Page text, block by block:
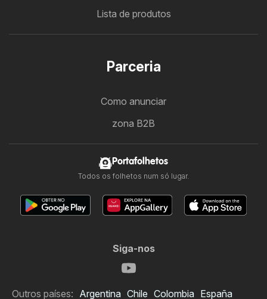
Lista de produtos
Parceria
Como anunciar
zona B2B
Portafolhetos
Todos os folhetos num só lugar.
Siga-nos
Outros países: Argentina Chile Colombia España